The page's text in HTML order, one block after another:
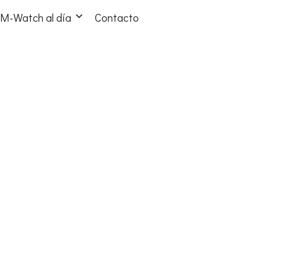
M-Watch al día Contacto